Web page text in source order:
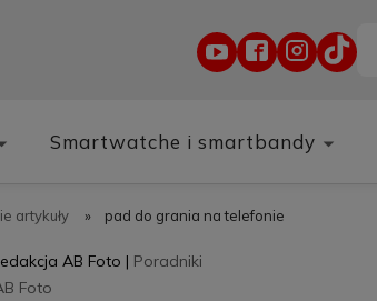
Smartwatche i smartbandy
artykuły » pad do grania na telefonie
AB Foto | Poradniki
Foto